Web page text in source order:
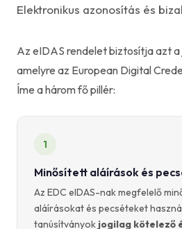
Elektronikus azonosítás és
Az eIDAS rendelet biztosítja azt
amelyre az European Digital
Íme a három fő pillér:
1
Minősített aláírások és
Az EDC eIDAS-nak megfelelő
aláírásokat és pecséteket
tanúsítványok jogilag kötelező